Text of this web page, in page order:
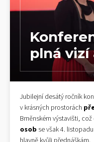
plná vizí
Jubilejní desátý ročník
v krásných prostorách
Brněnském výstavišti,
osob se však 4.